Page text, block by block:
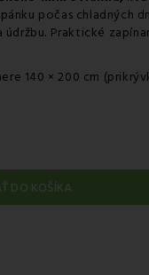
počas chladných
Praktické
140 × 200 cm
DO KOŠÍKA